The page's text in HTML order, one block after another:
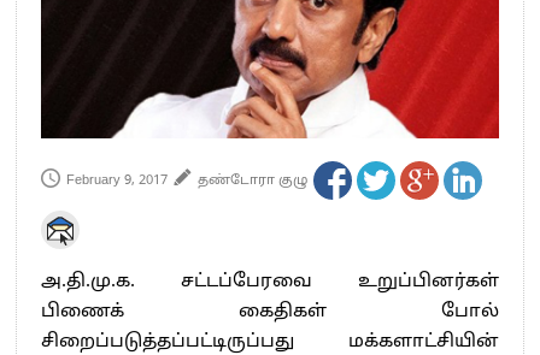
ராகுல் காந்தி கைது – தவெக தலைவர் விஜய் கண்டனம்
செத்து சாம்பல் ஆனாலும் தனித்துதான் போட்டி – சீமான்
பாகிஸ்தானின் அணு ஆயுத மிரட்டலுக்கு அஞ்சமாட்டோம் – இந்தியா
மத்திய ஆசிரியர் தகுதித் தேர்வு: பட்டதாரிகள் அக்.16 வரை விண்ணப்பிக்கலாம்
தமிழக சட்டப்பேரவையில் காலியிடங்கள் 6 ஆக உயர்வு
February 9, 2017 தண்டோரா குழு
அ.தி.மு.க. சட்டப்பேரவை உறுப்பினர்கள்
பிணைக் கைதிகள் போல்
சிறைப்படுத்தப்பட்டிருப்பது மக்களாட்சியின்